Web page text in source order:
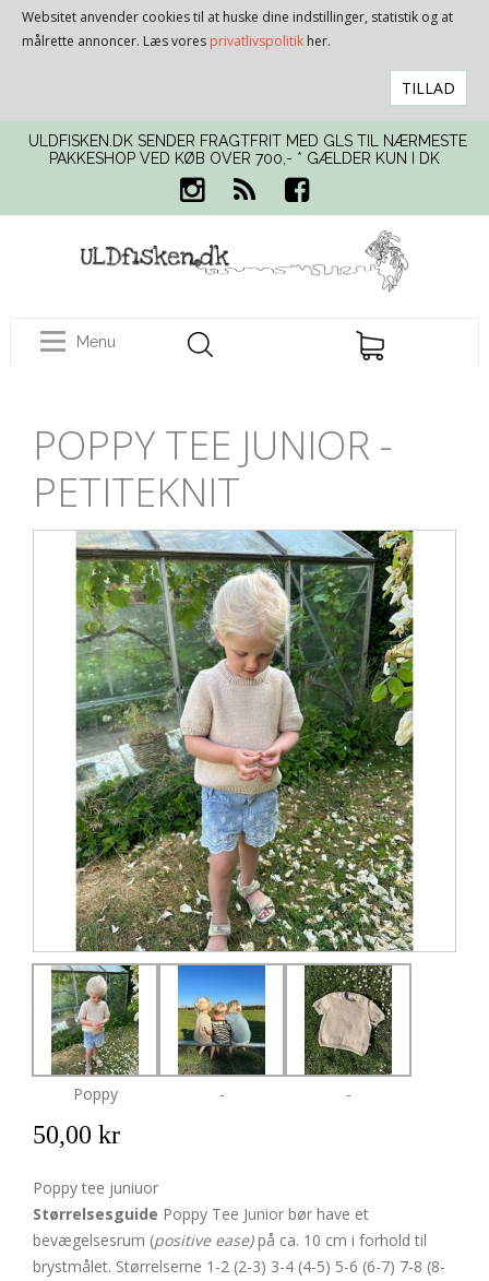
Websitet anvender cookies til at huske dine indstillinger, statistik og at
målrette annoncer. Læs vores privatlivspolitik her.
TILLAD
ULDFISKEN.DK SENDER FRAGTFRIT MED GLS TIL NÆRMESTE
PAKKESHOP VED KØB OVER 700,- * GÆLDER KUN I DK
Menu
POPPY TEE JUNIOR -
PETITEKNIT
Poppy - -
50,00 kr
Poppy tee juniuor
Størrelsesguide Poppy Tee Junior bør have et
bevægelsesrum (positive ease)på ca. 10 cm i forhold til
brystmålet. Størrelserne 1-2 (2-3) 3-4 (4-5) 5-6 (6-7) 7-8 (8-